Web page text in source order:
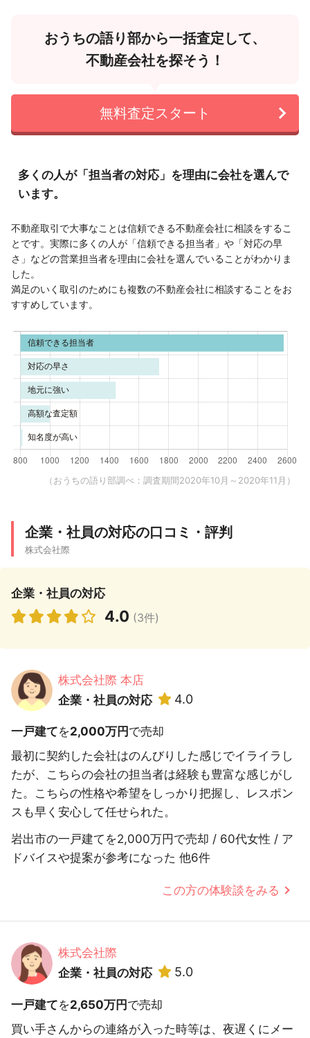
おうちの語り部から一括査定して、
不動産会社を探そう！
無料査定スタート
多くの人が「担当者の対応」を理由に会社を選んで
います。
不動産取引で大事なことは信頼できる不動産会社に相談をするこ
とです。実際に多くの人が「信頼できる担当者」や「対応の早
さ」などの営業担当者を理由に会社を選んでいることがわかりま
した。
満足のいく取引のためにも複数の不動産会社に相談することをお
すすめしています。
（おうちの語り部調べ：調査期間2020年10月～2020年11月）
企業・社員の対応の口コミ・評判
株式会社際
企業・社員の対応
4.0 (3件)
株式会社際 本店
企業・社員の対応
4.0
一戸建てを2,000万円 で売却
最初に契約した会社はのんびりした感じでイライラし
たが、こちらの会社の担当者は経験も豊富な感じがし
た。こちらの性格や希望をしっかり把握し、レスポン
スも早く安心して任せられた。
岩出市の一戸建てを2,000万円で売却 / 60代女性 / ア
ドバイスや提案が参考になった 他6件
この方の体験談をみる
株式会社際
企業・社員の対応
5.0
一戸建てを2,650万円で売却
買い手さんからの連絡が入った時等は、夜遅くにメー